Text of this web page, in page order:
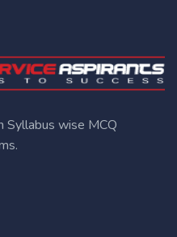
Syllabus wise MCQ